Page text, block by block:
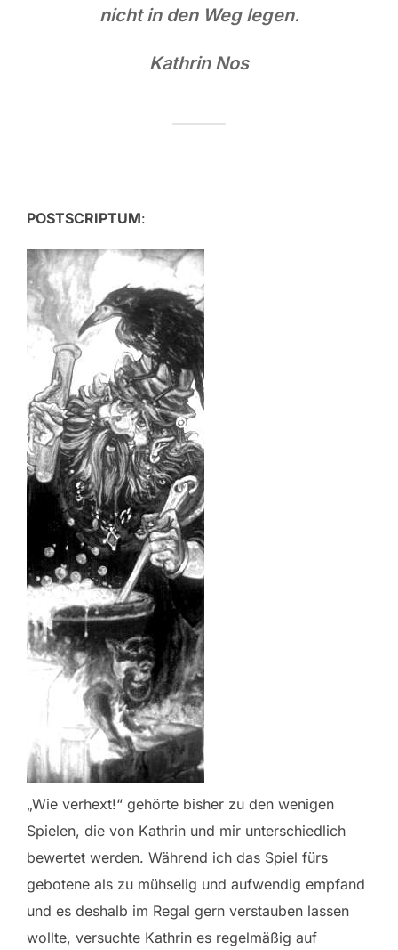
nicht in den Weg legen.
Kathrin Nos
POSTSCRIPTUM:
„Wie verhext!“ gehörte bisher zu den wenigen
Spielen, die von Kathrin und mir unterschiedlich
bewertet werden. Während ich das Spiel fürs
gebotene als zu mühselig und aufwendig empfand
und es deshalb im Regal gern verstauben lassen
wollte, versuchte Kathrin es regelmäßig auf